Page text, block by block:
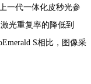
一代一体化皮秒光参
光重复率的降低到
S相比，图像采